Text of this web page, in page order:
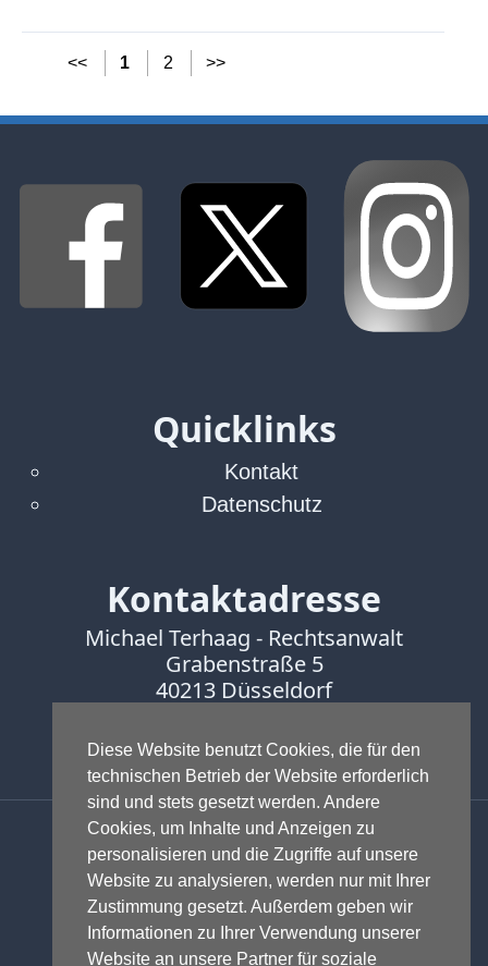
Diese Website benutzt Cookies, die für den
technischen Betrieb der Website erforderlich
sind und stets gesetzt werden. Andere
Cookies, um Inhalte und Anzeigen zu
personalisieren und die Zugriffe auf unsere
Website zu analysieren, werden nur mit Ihrer
Zustimmung gesetzt. Außerdem geben wir
Informationen zu Ihrer Verwendung unserer
Website an unsere Partner für soziale
<< 1 2 >>
Quicklinks
Kontakt
Datenschutz
Kontaktadresse
Michael Terhaag - Rechtsanwalt
Grabenstraße 5
40213 Düsseldorf
Fax:0211-16888601
Anwalt - Rechtsanwalt - Fachanwalt
für Gewerblichen Rechtsschutz -
Fachanwalt für IT-Recht -
Markenrecht,Wettbewerbsrecht,
Urheberrecht,IT-Recht und